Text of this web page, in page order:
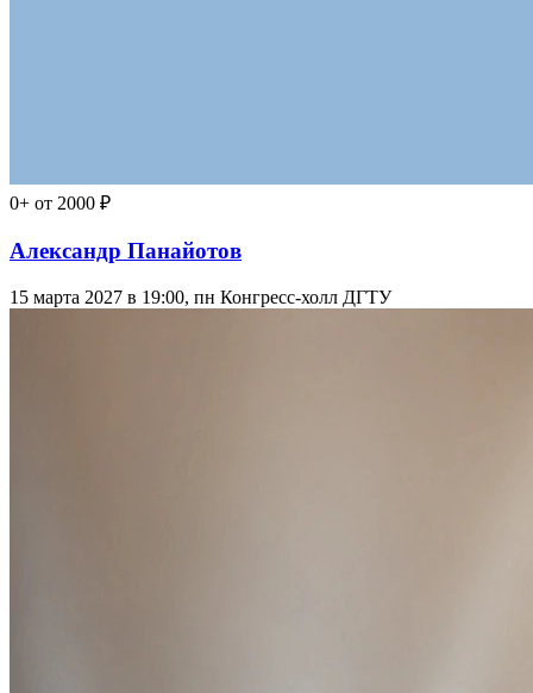
0+ от 2000 ₽
Александр Панайотов
15 марта 2027 в 19:00, пн Конгресс-холл ДГТУ